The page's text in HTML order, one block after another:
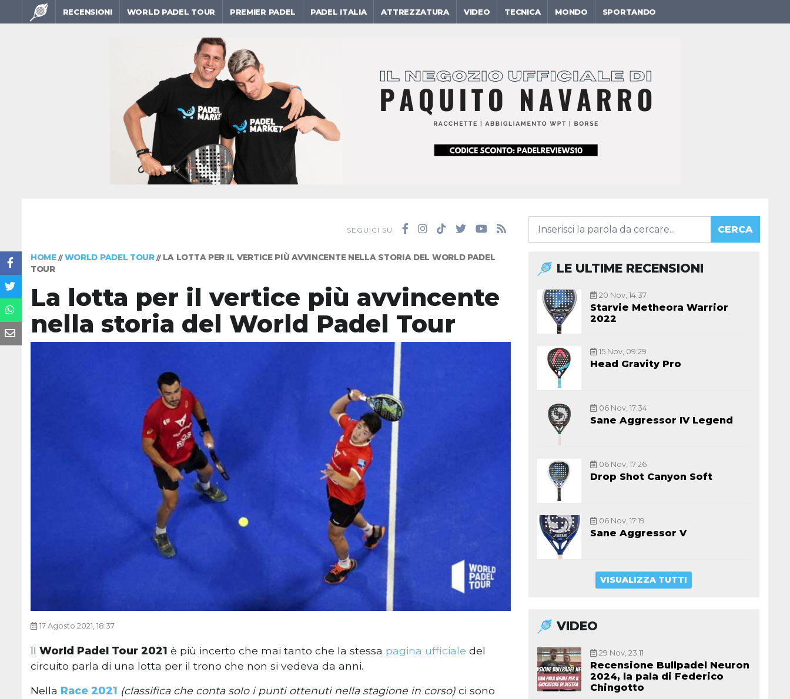
RECENSIONI WORLD PADEL TOUR PREMIER PADEL PADEL ITALIA ATTREZZATURA VIDEO TECNICA MONDO SPORTANDO
SEGUICI SU CERCA
HOME// WORLD PADEL TOUR// LA LOTTA PER IL VERTICE PIÙ AVVINCENTE NELLA STORIA DEL WORLD PADEL
TOUR
La lotta per il vertice più avvincente
nella storia del World Padel Tour
17 Agosto 2021, 18:37
Il World Padel Tour 2021 è più incerto che mai tanto che la stessa pagina ufficiale del
circuito parla di una lotta per il trono che non si vedeva da anni.
Nella Race 2021 (classifica che conta solo i punti ottenuti nella stagione in corso) ci sono
LE ULTIME RECENSIONI
20 Nov, 14:37
Starvie Metheora Warrior
2022
15 Nov, 09:29
Head Gravity Pro
06 Nov, 17:34
Sane Aggressor IV Legend
06 Nov, 17:26
Drop Shot Canyon Soft
06 Nov, 17:19
Sane Aggressor V
VISUALIZZA TUTTI
VIDEO
29 Nov, 23:11
Recensione Bullpadel Neuron
2024, la pala di Federico
Chingotto